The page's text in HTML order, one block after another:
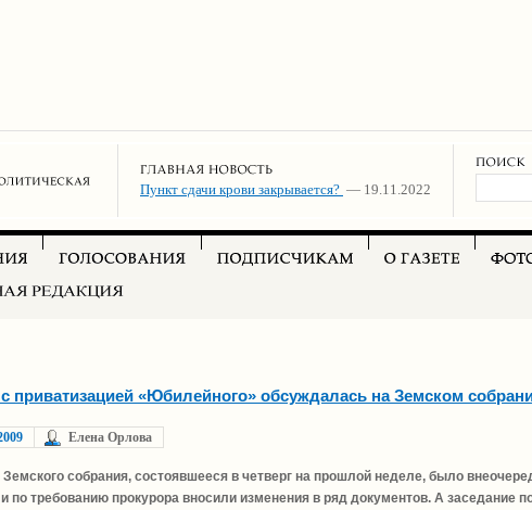
Пункт сдачи крови закрывается? — 19.11.2022
приватизацией «Юбилейного» обсуждалась на Земском
Елена Орлова
собрания, состоявшееся в четверг на прошлой неделе, было
по требованию прокурора вносили изменения в ряд документов. А заседание